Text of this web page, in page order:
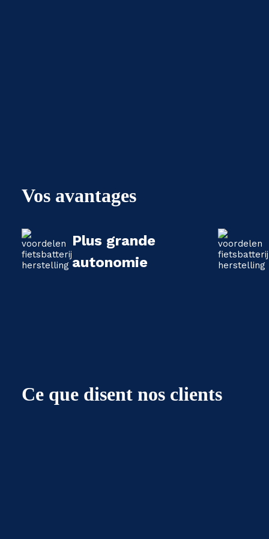
Vos avantages
Plus grande
autonomie
Ce que disent nos clients